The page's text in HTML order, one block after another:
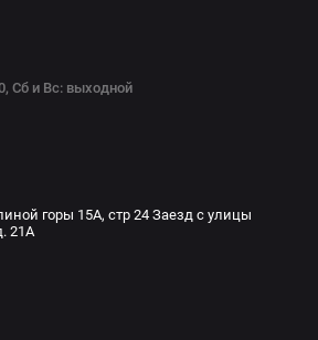
Сб и Вс: выходной
горы 15А, стр 24 Заезд с улицы
21А